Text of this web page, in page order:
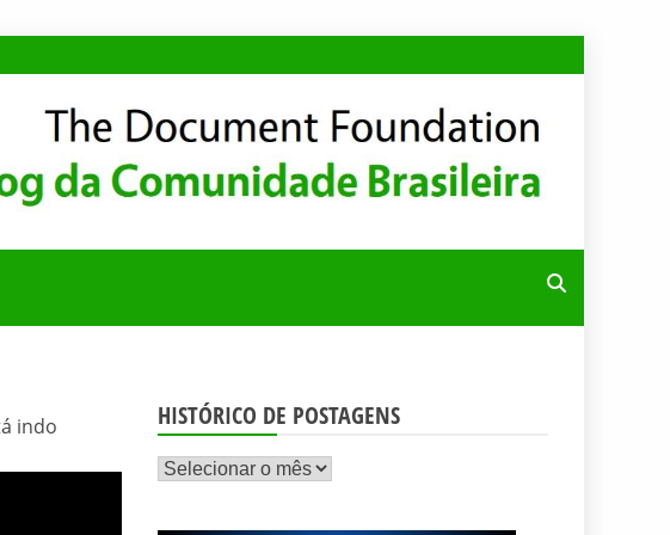
indo HISTÓRICO DE POSTAGENS
Histórico
postagens